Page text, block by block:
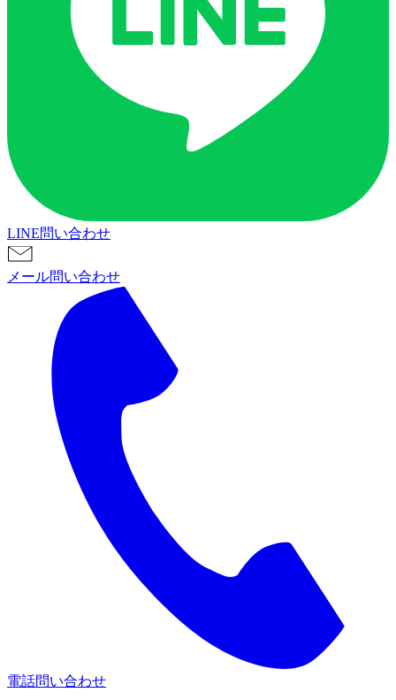
LINE問い合わせ
メール問い合わせ
電話問い合わせ